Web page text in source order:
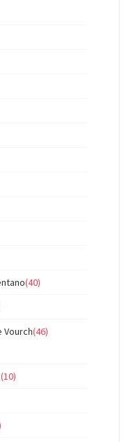
(40)
Vourch(46)
(10)